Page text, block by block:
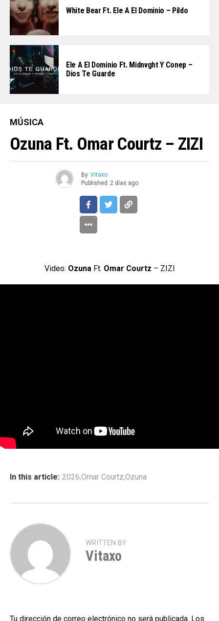
White Bear Ft. Ele A El Dominio – Pildo
Ele A El Dominio Ft. Midnvght Y Conep –
Dios Te Guarde
MÚSICA
Ozuna Ft. Omar Courtz – ZIZI
By Vitaxo
Published 2 días ago
Video: Ozuna Ft. Omar Courtz – ZIZI
In this article: 2026,Omar Courtz,Ozuna
WRITTEN BY
Vitaxo
Tu dirección de correo electrónico no será publicada. Los